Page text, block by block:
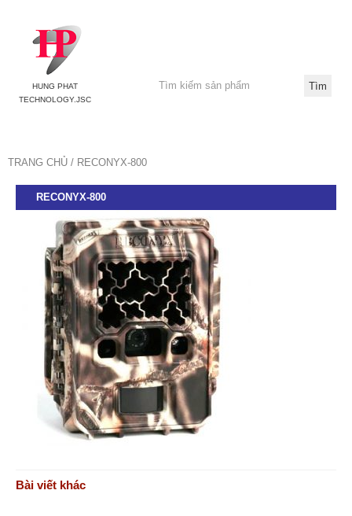
HUNG PHAT
TECHNOLOGY.JSC
TRANG CHỦ RECONYX-800
RECONYX-800
Bài viết khác